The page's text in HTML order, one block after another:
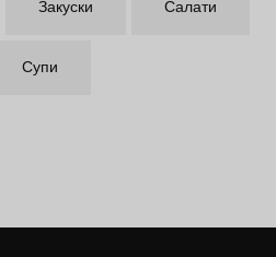
Закуски Салати
Супи